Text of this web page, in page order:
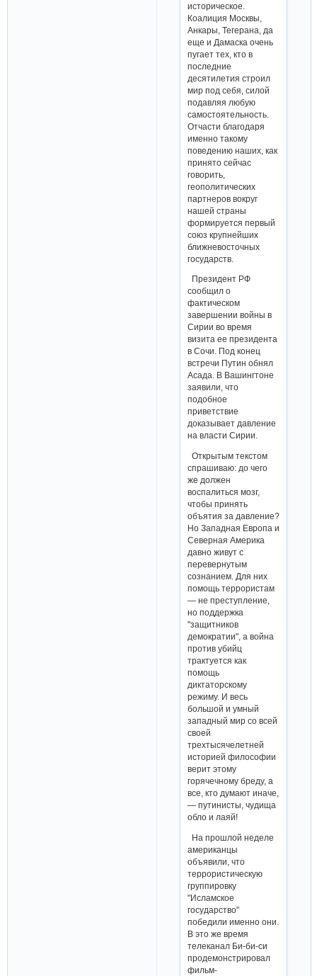
историческое.
Коалиция Москвы,
Анкары, Тегерана, да
еще и Дамаска очень
пугает тех, кто в
последние
десятилетия строил
мир под себя, силой
подавляя любую
самостоятельность.
Отчасти благодаря
именно такому
поведению наших, как
принято сейчас
говорить,
геополитических
партнеров вокруг
нашей страны
формируется первый
союз крупнейших
ближневосточных
государств.
Президент РФ
сообщил о
фактическом
завершении войны в
Сирии во время
визита ее президента
в Сочи. Под конец
встречи Путин обнял
Асада. В Вашингтоне
заявили, что
подобное
приветствие
доказывает давление
на власти Сирии.
Открытым текстом
спрашиваю: до чего
же должен
воспалиться мозг,
чтобы принять
объятия за давление?
Но Западная Европа и
Северная Америка
давно живут с
перевернутым
сознанием. Для них
помощь террористам
— не преступление,
но поддержка
"защитников
демократии", а война
против убийц
трактуется как
помощь
диктаторскому
режиму. И весь
большой и умный
западный мир со всей
своей
трехтысячелетней
историей философии
верит этому
горячечному бреду, а
все, кто думают иначе,
— путинисты, чудища
обло и лаяй!
На прошлой неделе
американцы
объявили, что
террористическую
группировку
"Исламское
государство"
победили именно они.
В это же время
телеканал Би-би-си
продемонстрировал
фильм-